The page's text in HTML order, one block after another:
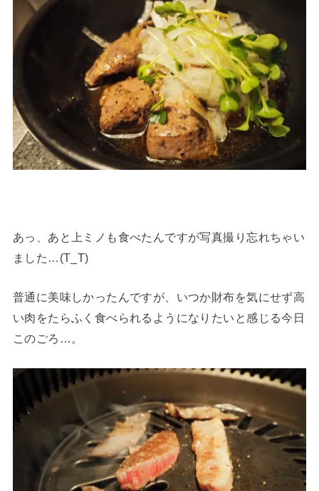
あっ、あと上ミノも食べたんですが写真撮り忘れちゃい
ました…(T_T)
普通に美味しかったんですが、いつか財布を気にせず高
い肉をたらふく食べられるようになりたいと感じる今日
このごろ…。